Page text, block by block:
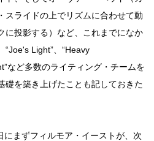
スライドの上でリズムに合わせて動
に投影する）など、これまでになか
“Joe's Light”、“Heavy
など多数のライティング・チームを
礎を築き上げたことも記しておきた
まずフィルモア・イーストが、次